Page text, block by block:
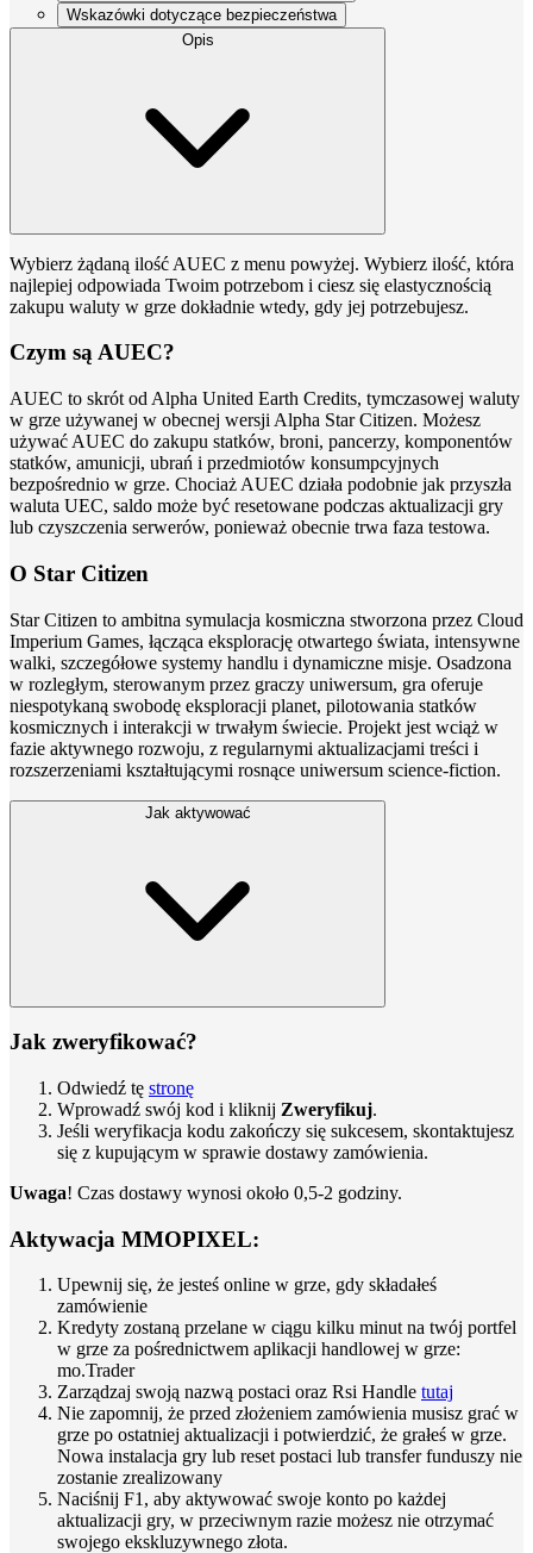
Wskazówki dotyczące bezpieczeństwa
Opis
Wybierz żądaną ilość AUEC z menu powyżej. Wybierz ilość, która
najlepiej odpowiada Twoim potrzebom i ciesz się elastycznością
zakupu waluty w grze dokładnie wtedy, gdy jej potrzebujesz.
Czym są AUEC?
AUEC to skrót od Alpha United Earth Credits, tymczasowej waluty
w grze używanej w obecnej wersji Alpha Star Citizen. Możesz
używać AUEC do zakupu statków, broni, pancerzy, komponentów
statków, amunicji, ubrań i przedmiotów konsumpcyjnych
bezpośrednio w grze. Chociaż AUEC działa podobnie jak przyszła
waluta UEC, saldo może być resetowane podczas aktualizacji gry
lub czyszczenia serwerów, ponieważ obecnie trwa faza testowa.
O Star Citizen
Star Citizen to ambitna symulacja kosmiczna stworzona przez Cloud
Imperium Games, łącząca eksplorację otwartego świata, intensywne
walki, szczegółowe systemy handlu i dynamiczne misje. Osadzona
w rozległym, sterowanym przez graczy uniwersum, gra oferuje
niespotykaną swobodę eksploracji planet, pilotowania statków
kosmicznych i interakcji w trwałym świecie. Projekt jest wciąż w
fazie aktywnego rozwoju, z regularnymi aktualizacjami treści i
rozszerzeniami kształtującymi rosnące uniwersum science-fiction.
Jak aktywować
Jak zweryfikować?
Odwiedź tę stronę
Wprowadź swój kod i kliknij Zweryfikuj.
Jeśli weryfikacja kodu zakończy się sukcesem, skontaktujesz
się z kupującym w sprawie dostawy zamówienia.
Uwaga! Czas dostawy wynosi około 0,5-2 godziny.
Aktywacja MMOPIXEL:
Upewnij się, że jesteś online w grze, gdy składałeś
zamówienie
Kredyty zostaną przelane w ciągu kilku minut na twój portfel
w grze za pośrednictwem aplikacji handlowej w grze:
mo.Trader
Zarządzaj swoją nazwą postaci oraz Rsi Handle tutaj
Nie zapomnij, że przed złożeniem zamówienia musisz grać w
grze po ostatniej aktualizacji i potwierdzić, że grałeś w grze.
Nowa instalacja gry lub reset postaci lub transfer funduszy nie
zostanie zrealizowany
Naciśnij F1, aby aktywować swoje konto po każdej
aktualizacji gry, w przeciwnym razie możesz nie otrzymać
swojego ekskluzywnego złota.